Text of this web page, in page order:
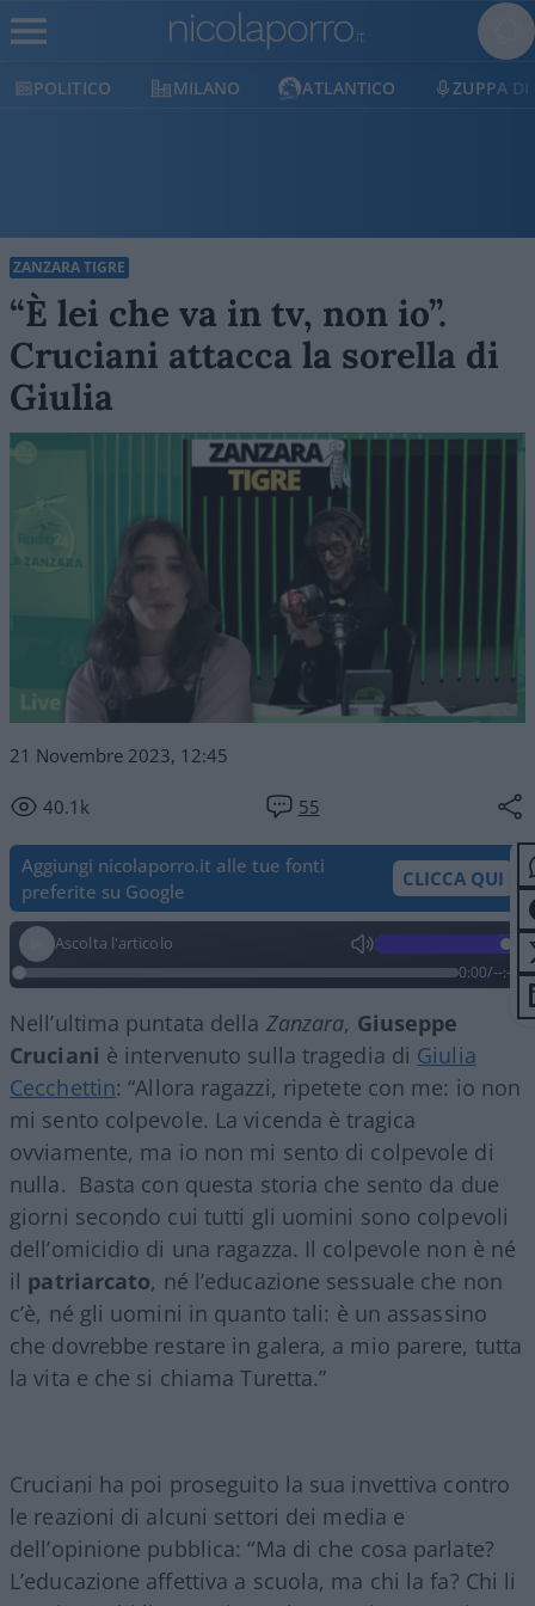
MILANO ATLANTICO ZUPPA DI PORRO
ZANZARA TIGRE
“È lei che va in tv, non io”.
Cruciani attacca la sorella di
Giulia
21 Novembre 2023, 12:45
40.1k 55
Aggiungi nicolaporro.it alle tue fonti
preferite su Google
CLICCA QUI
Ascolta l'articolo
0:00/--:--
Nell’ultima puntata della Zanzara, Giuseppe
Cruciani è intervenuto sulla tragedia di Giulia
Cecchettin: “Allora ragazzi, ripetete con me: io non
mi sento colpevole. La vicenda è tragica
ovviamente, ma io non mi sento di colpevole di
nulla. Basta con questa storia che sento da due
giorni secondo cui tutti gli uomini sono colpevoli
dell’omicidio di una ragazza. Il colpevole non è né
il patriarcato, né l’educazione sessuale che non
c’è, né gli uomini in quanto tali: è un assassino
che dovrebbe restare in galera, a mio parere, tutta
la vita e che si chiama Turetta.”
Cruciani ha poi proseguito la sua invettiva contro
le reazioni di alcuni settori dei media e
dell’opinione pubblica: “Ma di che cosa parlate?
L’educazione affettiva a scuola, ma chi la fa? Chi li